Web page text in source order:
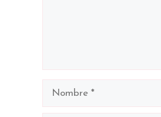
Nombre